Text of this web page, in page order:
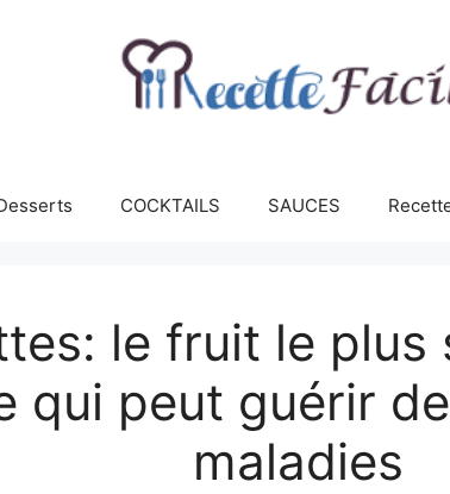
COCKTAILS SAUCES
le fruit le plus
qui peut guérir
maladies